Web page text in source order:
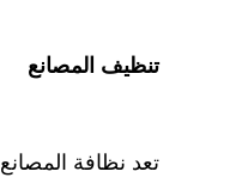
تنظيف المصانع
تعد نظافة